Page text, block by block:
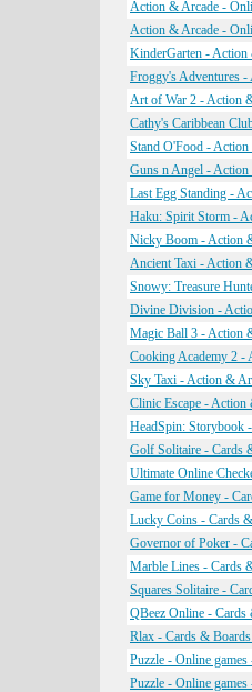
Action & Arcade -
Action & Arcade -
KinderGarten - Action
Froggy's Adventures
Art of War 2 - Action
Cathy's Caribbean
Stand O'Food -
Guns n Angel -
Last Egg Standing -
Haku: Spirit Storm -
Nicky Boom - Action
Ancient Taxi - Action
Snowy: Treasure
Divine Division -
Magic Ball 3 - Action
Cooking Academy 2 -
Sky Taxi - Action &
Clinic Escape -
HeadSpin: Storybook
Golf Solitaire - Cards
Ultimate Online
Game for Money -
Lucky Coins - Cards
Governor of Poker -
Marble Lines - Cards
Squares Solitaire -
QBeez Online -
Rlax - Cards &
Puzzle - Online
Puzzle - Online